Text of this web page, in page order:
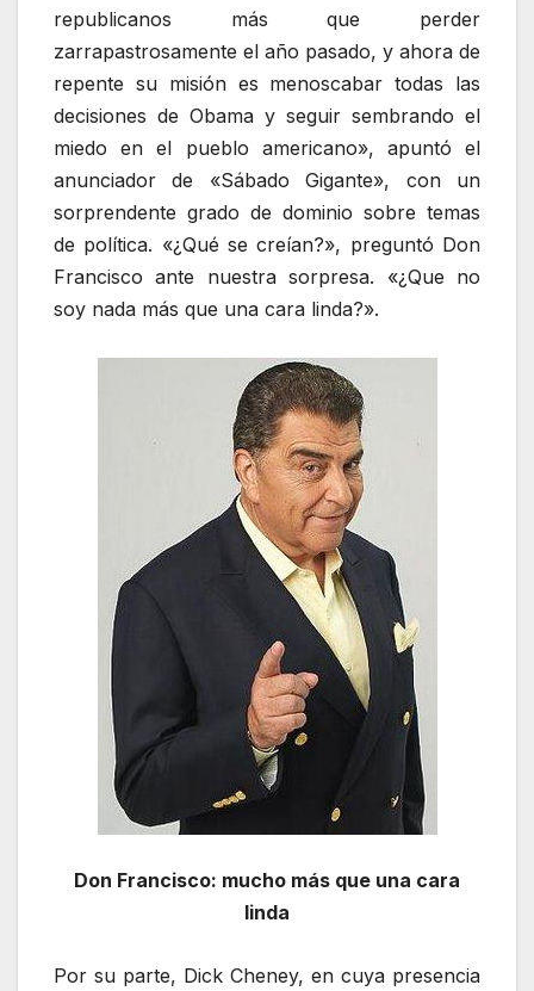
republicanos más que perder
zarrapastrosamente el año pasado, y ahora de
repente su misión es menoscabar todas las
decisiones de Obama y seguir sembrando el
miedo en el pueblo americano», apuntó el
anunciador de «Sábado Gigante», con un
sorprendente grado de dominio sobre temas
de política. «¿Qué se creían?», preguntó Don
Francisco ante nuestra sorpresa. «¿Que no
soy nada más que una cara linda?».
Don Francisco: mucho más que una cara
linda
Por su parte, Dick Cheney, en cuya presencia